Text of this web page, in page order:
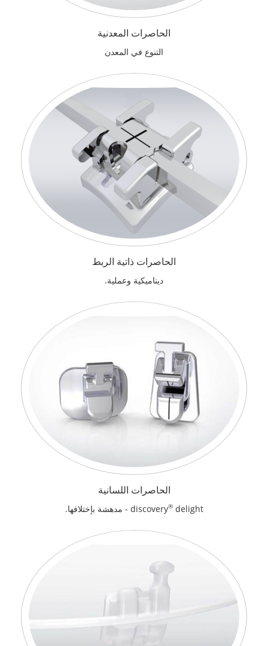
الحاصرات المعدنية
التنوع في المعدن
الحاصرات ذاتية الربط
ديناميكية وعملية.
الحاصرات اللسانية
discovery®delight - مدهشة بإختلافها.